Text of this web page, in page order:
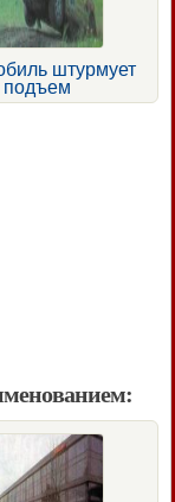
штурмует
подъем